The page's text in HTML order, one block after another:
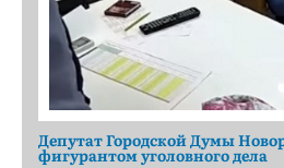
Депутат Городской Думы
фигурантом уголовного дела